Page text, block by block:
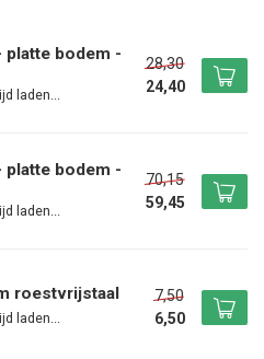
platte bodem -
28,30
24,40
platte bodem -
70,15
59,45
roestvrijstaal
7,50
6,50